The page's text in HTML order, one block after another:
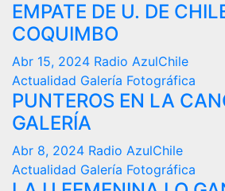
EMPATE DE U. DE
COQUIMBO
Abr 15, 2024 Radio AzulChile
Actualidad Galería Fotográfica
PUNTEROS EN LA
GALERÍA
Abr 8, 2024 Radio AzulChile
Actualidad Galería Fotográfica